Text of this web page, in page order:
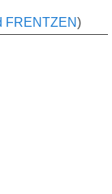
FRENTZEN)